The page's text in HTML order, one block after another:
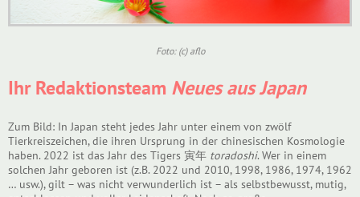
Foto: (c) aflo
Ihr Redaktionsteam Neues aus Japan
Zum Bild: In Japan steht jedes Jahr unter einem von zwölf
Tierkreiszeichen, die ihren Ursprung in der chinesischen Kosmologie
haben. 2022 ist das Jahr des Tigers 寅年 toradoshi. Wer in einem
solchen Jahr geboren ist (z.B. 2022 und 2010, 1998, 1986, 1974, 1962
… usw.), gilt – was nicht verwunderlich ist – als selbstbewusst, mutig,